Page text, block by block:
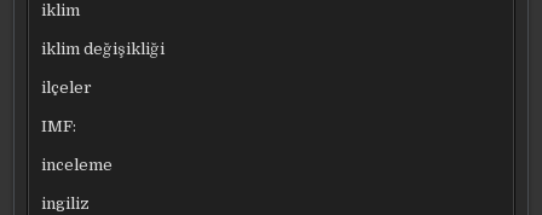
iklim
iklim değişikliği
ilçeler
IMF:
inceleme
ingiliz